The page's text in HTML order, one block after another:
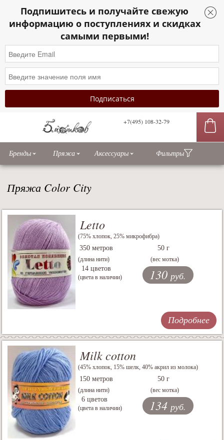
Подпишитесь и получайте свежую
информацию о поступлениях и скидках
самыми первыми!
+7(495) 108-32-79
Бренды Пряжа Аксессуары Фильтры
Пряжа Color City
Letto
(75% хлопок, 25% микрофибра)
350 метров
(длина нити)
50 г
(вес мотка)
14 цветов
(цвета в наличии) 130 руб.
Подробнее
Milk cotton
(45% хлопок, 15% шелк, 40% акрил из молока)
150 метров
(длина нити)
50 г
(вес мотка)
6 цветов
(цвета в наличии) 134руб.